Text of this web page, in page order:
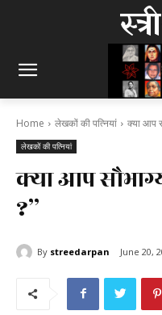
Home लेखकों की पत्नियां क्या आप
लेखकों की पत्नियां
क्या आप
?”
By streedarpan June 20,